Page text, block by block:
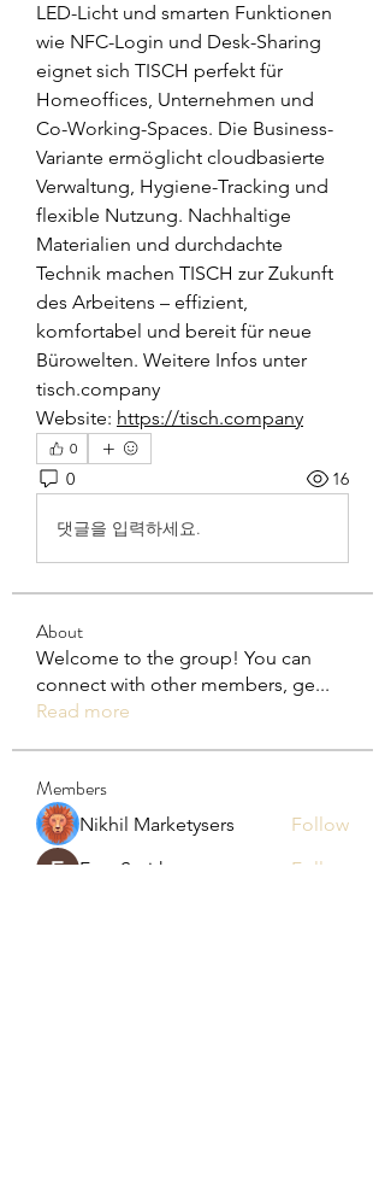
LED-Licht und smarten Funktionen
wie NFC-Login und Desk-Sharing
eignet sich TISCH perfekt für
Homeoffices, Unternehmen und
Co-Working-Spaces. Die Business-
Variante ermöglicht cloudbasierte
Verwaltung, Hygiene-Tracking und
flexible Nutzung. Nachhaltige
Materialien und durchdachte
Technik machen TISCH zur Zukunft
des Arbeitens – effizient,
komfortabel und bereit für neue
tisch.company
Website: https://tisch.company
0
0 16
댓글을 입력하세요.
About
Welcome to the group! You can
connect with other members, ge...
Read more
Members
Nikhil Marketysers
Follow
Fyre Smith
Follow